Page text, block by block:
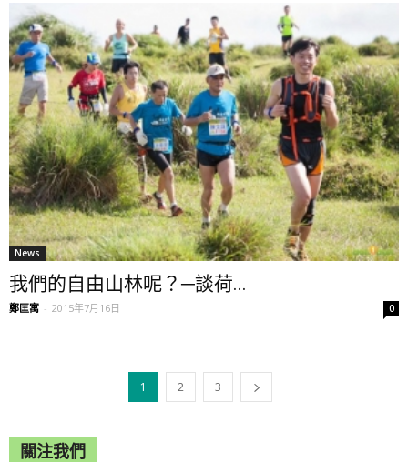
News
我們的自由山林呢？─談荷...
鄭匡寓 - 2015年7月16日 0
1 2 3
關注我們